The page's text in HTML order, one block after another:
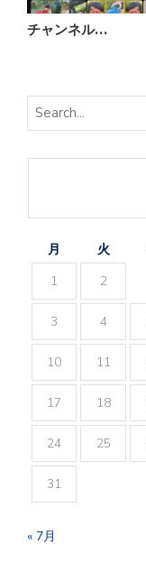
チャンネル…
月 火
1
2
3 4
10 11
17 18
24 25
31
« 7月